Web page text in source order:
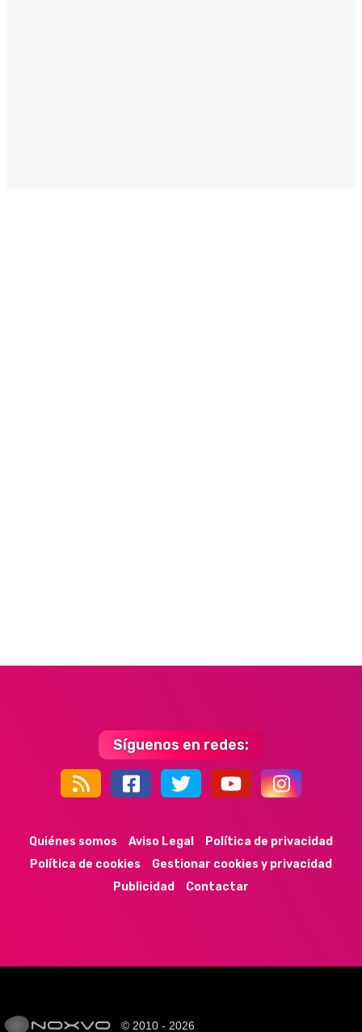
Síguenos en redes:
44k 9k 35k 352
Quiénes somos Aviso Legal
Política de privacidad
Política de cookies
Gestionar cookies y privacidad
Publicidad
Contactar
© 2010 - 2026